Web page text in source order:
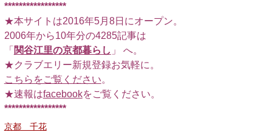
*****************
★本サイトは2016年5月8日にオープン。
2006年から10年分の4285記事は
「 関谷江里の京都暮らし 」 へ。
★クラブエリー新規登録お気軽に。
こちらをご覧ください。
★速報はfacebookをご覧ください。
*****************
京都 千花